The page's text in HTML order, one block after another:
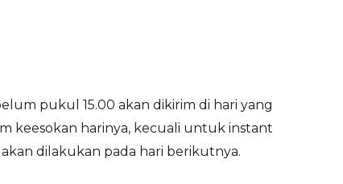
pukul 15.00 akan dikirim di hari yang
keesokan harinya, kecuali untuk instant
dilakukan pada hari berikutnya.